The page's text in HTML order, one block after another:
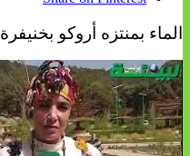
الماء بمنتزه أروكو بخنيفرة